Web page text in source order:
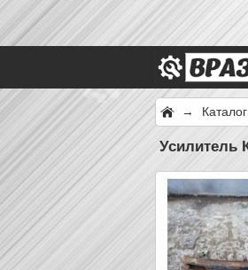
→ Каталог
Усилитель